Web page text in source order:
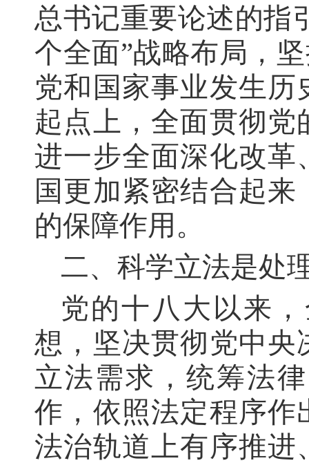
总书记重要论述的指
个全面”战略布局，
党和国家事业发生
起点上，全面贯彻
进一步全面深化改革
国更加紧密结合起
的保障作用。
二、科学立法是处
党的十八大以来
想，坚决贯彻党中
立法需求，统筹法
作，依照法定程序作
法治轨道上有序推